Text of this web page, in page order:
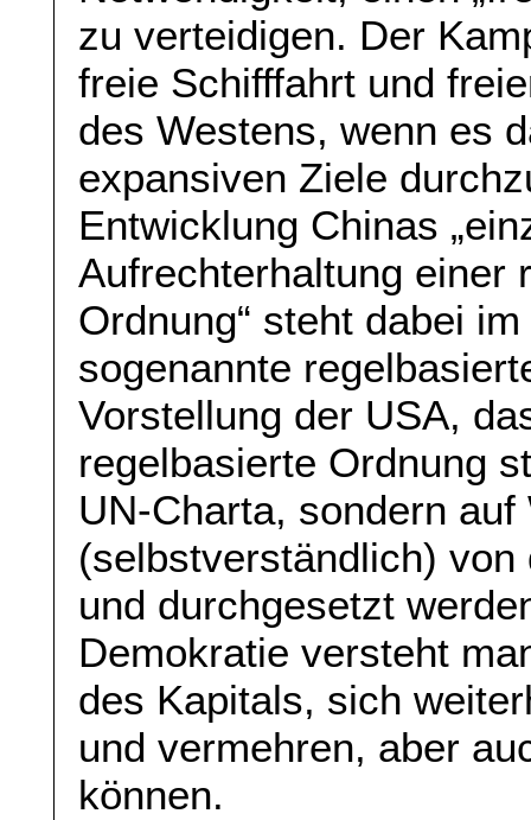
zu verteidigen. Der
freie Schifffahrt und
des Westens, wenn es
expansiven Ziele
Entwicklung Chinas
Aufrechterhaltung einer
Ordnung“ steht dabei
sogenannte
Vorstellung der USA,
regelbasierte Ordnung
UN-Charta, sondern auf
(selbstverständlich) von
und durchgesetzt
Demokratie versteht
des Kapitals, sich
und vermehren, aber
können.